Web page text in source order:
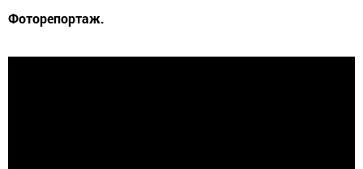
Фоторепортаж.